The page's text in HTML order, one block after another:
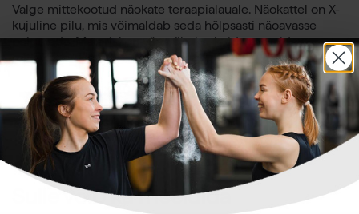
Valge mittekootud näokate teraapialauale. Näokattel on X-
kujuline pilu, mis võimaldab seda hõlpsasti näoavasse
paigutada. Materjal on väga õhuke, kuid vastupidav
mittekootud kangas, mis on nahal pehme ja mugav.
Suurus 35 x 40cm
Karbis on 500 tk kaitsevaipa
X – ruudukujuline
Sulle võib ka meeldida